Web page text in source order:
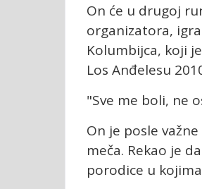
On će u drugoj
organizatora,
Kolumbijca, koji
Los Anđelesu
"Sve me boli, ne
On je posle
meča. Rekao je
porodice u